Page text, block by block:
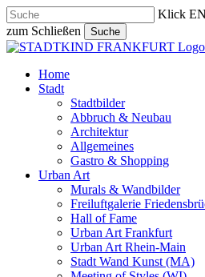
Skip
to
main
content
Klick
zum Schließen
Suche
Close
search
Menu
Home
Stadt
Stadtbilder
Abbruch & Neubau
Architektur
Allgemeines
Gastro & Shopping
Urban Art
Murals & Wandbilder
Freiluftgalerie
Hall of Fame
Urban Art Frankfurt
Urban Art Rhein-Main
Stadt Wand Kunst (MA)